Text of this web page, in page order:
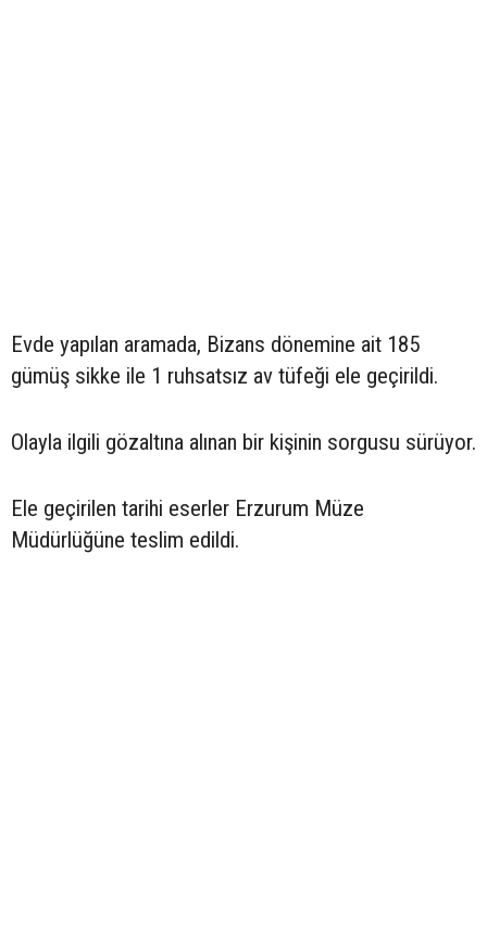
Evde yapılan aramada, Bizans dönemine ait 185
gümüş sikke ile 1 ruhsatsız av tüfeği ele geçirildi.
Olayla ilgili gözaltına alınan bir kişinin sorgusu sürüyor.
Ele geçirilen tarihi eserler Erzurum Müze
Müdürlüğüne teslim edildi.